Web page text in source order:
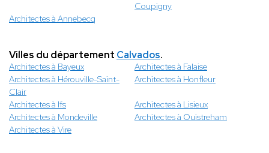
Coupigny
Architectes à Annebecq
Villes du département Calvados.
Architectes à Bayeux
Architectes à Falaise
Architectes à Hérouville-Saint-
Clair
Architectes à Honfleur
Architectes à Ifs
Architectes à Lisieux
Architectes à Mondeville
Architectes à Ouistreham
Architectes à Vire